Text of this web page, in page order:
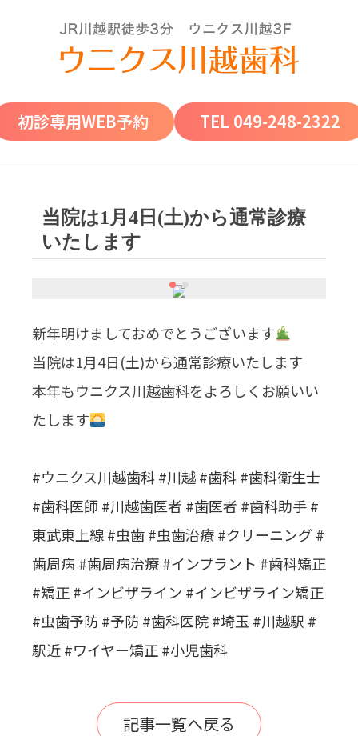
初診専用WEB予約 TEL 049-248-2322
一般歯科
虫歯予防プロ
保険で出来る
白いつめもの
親知らずの抜
知覚過敏
インプラン
ト
インプラント
を長持ちさせ
る秘訣
歯周病
歯周病の治し
方
歯周病外科手
術のリスクと
副作用
矯正歯科
矯正治療とは
審美治療
ホワイトニン
グ
当院は1月4日(土)から通常診療
いたします
新年明けましておめでとうございます
当院は1月4日(土)から通常診療いたします
本年もウニクス川越歯科をよろしくお願いい
たします
#ウニクス川越歯科#川越#歯科#歯科衛生士
#歯科医師#川越歯医者 #歯医者 #歯科助手#
東武東上線#虫歯#虫歯治療#クリーニング #
歯周病#歯周病治療#インプラント #歯科矯正
#矯正 #インビザライン #インビザライン矯正
#虫歯予防#予防#歯科医院#埼玉 #川越駅 #
駅近#ワイヤー矯正 #小児歯科
記事一覧へ戻る